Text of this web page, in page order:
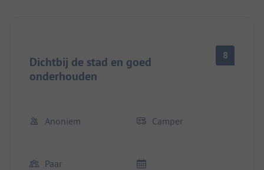
Dichtbij de stad en goed
onderhouden
8
Anoniem Camper
Paar